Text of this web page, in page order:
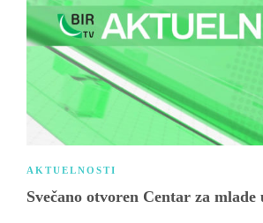
AKTUELNOSTI
Svečano otvoren Centar za mlade